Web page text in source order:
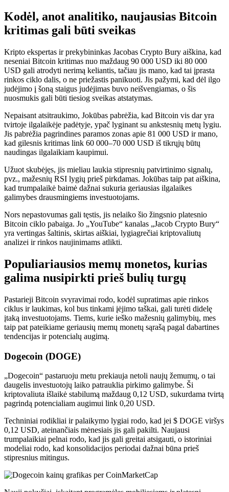
Kodėl, anot analitiko, naujausias Bitcoin
kritimas gali būti sveikas
Kripto ekspertas ir prekybininkas Jacobas Crypto Bury aiškina, kad
neseniai Bitcoin kritimas nuo maždaug 90 000 USD iki 80 000
USD gali atrodyti nerimą keliantis, tačiau jis mano, kad tai įprasta
rinkos ciklo dalis, o ne priežastis panikuoti. Jis pažymi, kad dėl ilgo
judėjimo į šoną staigus judėjimas buvo neišvengiamas, o šis
nuosmukis gali būti tiesiog sveikas atstatymas.
Nepaisant atsitraukimo, Jokūbas pabrėžia, kad Bitcoin vis dar yra
tvirtoje ilgalaikėje padėtyje, ypač lyginant su ankstesnių metų lygiu.
Jis pabrėžia pagrindines paramos zonas apie 81 000 USD ir mano,
kad gilesnis kritimas link 60 000–70 000 USD iš tikrųjų būtų
naudingas ilgalaikiam kaupimui.
Užuot skubėjęs, jis mieliau laukia stipresnių patvirtinimo signalų,
pvz., mažesnių RSI lygių prieš pirkdamas. Jokūbas taip pat aiškina,
kad trumpalaikė baimė dažnai sukuria geriausias ilgalaikes
galimybes drausmingiems investuotojams.
Nors nepastovumas gali tęstis, jis nelaiko šio žingsnio platesnio
Bitcoin ciklo pabaiga. Jo „YouTube“ kanalas „Jacob Crypto Bury“
yra vertingas šaltinis, skirtas aiškiai, lygiagrečiai kriptovaliutų
analizei ir rinkos naujinimams atlikti.
Populiariausios memų monetos, kurias
galima nusipirkti prieš bulių turgų
Pastarieji Bitcoin svyravimai rodo, kodėl supratimas apie rinkos
ciklus ir laukimas, kol bus tinkami įėjimo taškai, gali turėti didelę
įtaką investuotojams. Tiems, kurie ieško mažesnių galimybių, mes
taip pat pateikiame geriausių memų monetų sąrašą pagal dabartines
tendencijas ir potencialų augimą.
Dogecoin (DOGE)
„Dogecoin“ pastaruoju metu prekiauja netoli naujų žemumų, o tai
daugelis investuotojų laiko patrauklia pirkimo galimybe. Ši
kriptovaliuta išlaikė stabilumą maždaug 0,12 USD, sukurdama tvirtą
pagrindą potencialiam augimui link 0,20 USD.
Techniniai rodikliai ir palaikymo lygiai rodo, kad jei $ DOGE viršys
0,12 USD, ateinančiais mėnesiais jis gali pakilti. Naujausi
trumpalaikiai pelnai rodo, kad jis gali greitai atsigauti, o istoriniai
modeliai rodo, kad konsolidacijos periodai dažnai būna prieš
stipresnius mitingus.